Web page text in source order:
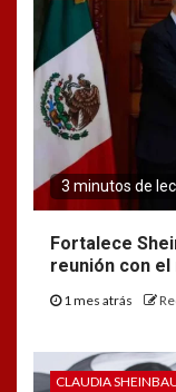
3 minutos de
Fortalece
reunión con el
1 mes atrás
CLAUDIA